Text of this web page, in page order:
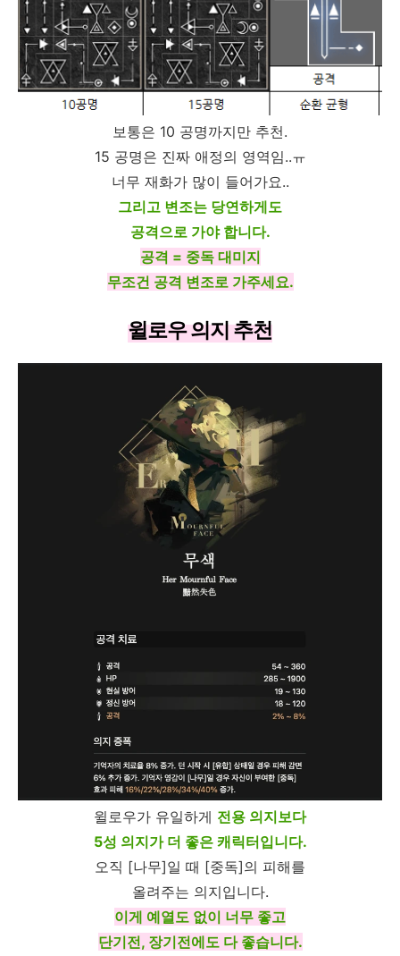
보통은 10 공명까지만 추천.
15 공명은 진짜 애정의 영역임..ㅠ
너무 재화가 많이 들어가요..
그리고 변조는 당연하게도
공격으로 가야 합니다.
공격 = 중독 대미지
무조건 공격 변조로 가주세요.
윌로우 의지 추천
윌로우가 유일하게 전용 의지보다
5성 의지가 더 좋은 캐릭터입니다.
오직 [나무]일 때 [중독]의 피해를
올려주는 의지입니다.
이게 예열도 없이 너무 좋고
단기전, 장기전에도 다 좋습니다.